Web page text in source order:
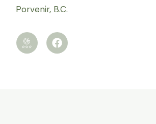
Porvenir, B.C.
I
c
o
F
a
c